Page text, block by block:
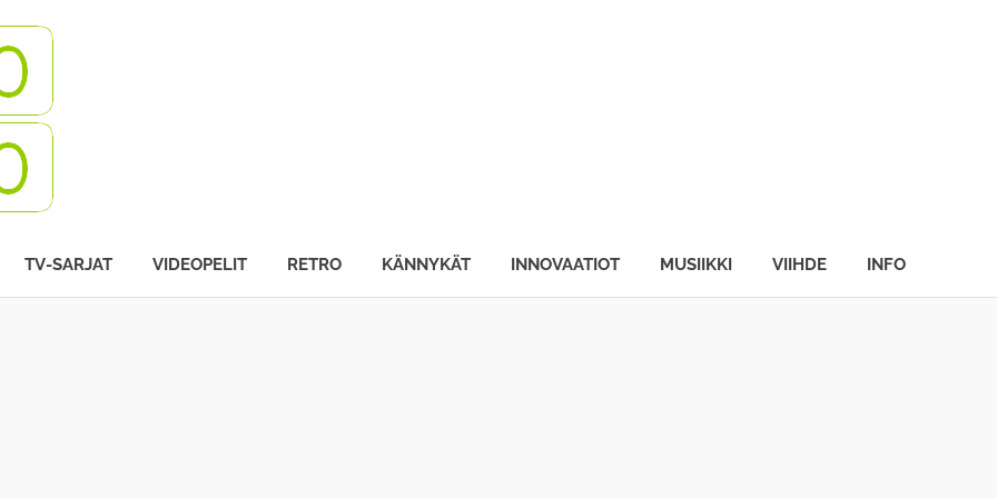
TV-SARJAT VIDEOPELIT RETRO KÄNNYKÄT INNOVAATIOT MUSIIKKI VIIHDE INFO